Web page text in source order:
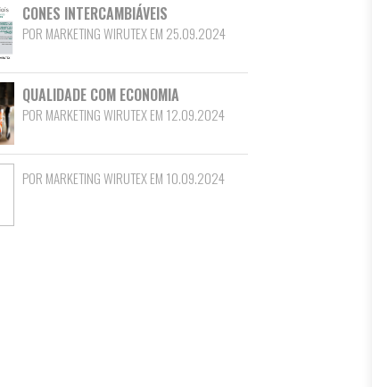
CONES INTERCAMBIÁVEIS
POR MARKETING WIRUTEX EM 25.09.2024
QUALIDADE COM ECONOMIA
POR MARKETING WIRUTEX EM 12.09.2024
POR MARKETING WIRUTEX EM 10.09.2024